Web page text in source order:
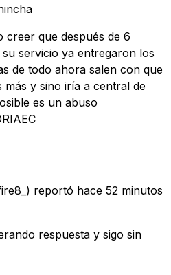
creer que después de 6
su servicio ya entregaron los
de todo ahora salen con que
y sino iría a central de
es un abuso
reportó hace 52 minutos
respuesta y sigo sin